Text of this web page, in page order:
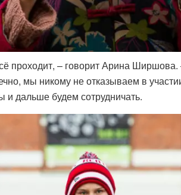
проходит, – говорит Арина
мы никому не отказываем в
и дальше будем сотрудничать.